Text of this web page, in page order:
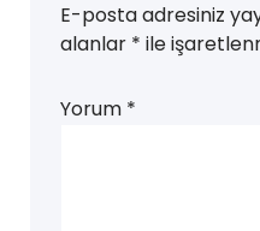
E-posta adresiniz
alanlar * ile
Yorum *